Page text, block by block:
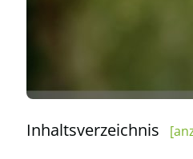
Inhaltsverzeichnis